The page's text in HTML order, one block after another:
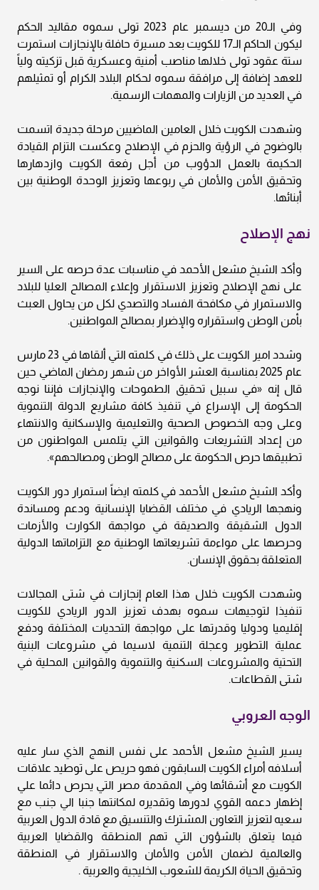
وفي الـ20 من ديسمبر عام 2023 تولى سموه مقاليد الحكم
ليكون الحاكم الـ17 للكويت بعد مسيرة حافلة بالإنجازات استمرت
ستة عقود تولى خلالها مناصب أمنية وعسكرية قبل تزكيته ولياً
للعهد إضافة إلى مرافقة سموه لحكام البلاد الكرام أو تمثيلهم
في العديد من الزيارات والمهمات الرسمية.
وشهدت الكويت خلال العامين الماضيين مرحلة جديدة اتسمت
بالوضوح في الرؤية والحزم في الإصلاح وعكست التزام القيادة
الحكيمة بالعمل الدؤوب من أجل رفعة الكويت وازدهارها
وتحقيق الأمن والأمان في ربوعها وتعزيز الوحدة الوطنية بين
أبنائها.
نهج الإصلاح
وأكد الشيخ مشعل الأحمد في مناسبات عدة حرصه على السير
على نهج الإصلاح وتعزيز الاستقرار وإعلاء المصالح العليا للبلاد
والاستمرار في مكافحة الفساد والتصدي لكل من يحاول العبث
بأمن الوطن واستقراره والإضرار بمصالح المواطنين.
وشدد امير الكويت على ذلك في كلمته التي ألقاها في 23 مارس
عام 2025 بمناسبة العشر الأواخر من شهر رمضان الماضي حين
قال إنه «في سبيل تحقيق الطموحات والإنجازات فإننا نوجه
الحكومة إلى الإسراع في تنفيذ كافة مشاريع الدولة التنموية
وعلى وجه الخصوص الصحية والتعليمية والإسكانية والانتهاء
من إعداد التشريعات والقوانين التي يتلمس المواطنون من
تطبيقها حرص الحكومة على مصالح الوطن ومصالحهم».
وأكد الشيخ مشعل الأحمد في كلمته ايضاً استمرار دور الكويت
ونهجها الريادي في مختلف القضايا الإنسانية ودعم ومساندة
الدول الشقيقة والصديقة في مواجهة الكوارث والأزمات
وحرصها على مواءمة تشريعاتها الوطنية مع التزاماتها الدولية
المتعلقة بحقوق الإنسان.
وشهدت الكويت خلال هذا العام إنجازات في شتى المجالات
تنفيذا لتوجيهات سموه بهدف تعزيز الدور الريادي للكويت
إقليميا ودوليا وقدرتها على مواجهة التحديات المختلفة ودفع
عملية التطوير وعجلة التنمية لاسيما في مشروعات البنية
التحتية والمشروعات السكنية والتنموية والقوانين المحلية في
شتى القطاعات.
الوجه العروبي
يسير الشيخ مشعل الأحمد على نفس النهج الذي سار عليه
أسلافه أمراء الكويت السابقون فهو حريص على توطيد علاقات
الكويت مع أشقائها وفي المقدمة مصر التي يحرص دائما علي
إظهار دعمه القوي لدورها وتقديره لمكانتها جنبا الي جنب مع
سعيه لتعزيز التعاون المشترك والتنسيق مع قادة الدول العربية
فيما يتعلق بالشؤون التي تهم المنطقة والقضايا العربية
والعالمية لضمان الأمن والأمان والاستقرار في المنطقة
وتحقيق الحياة الكريمة للشعوب الخليجية والعربية .